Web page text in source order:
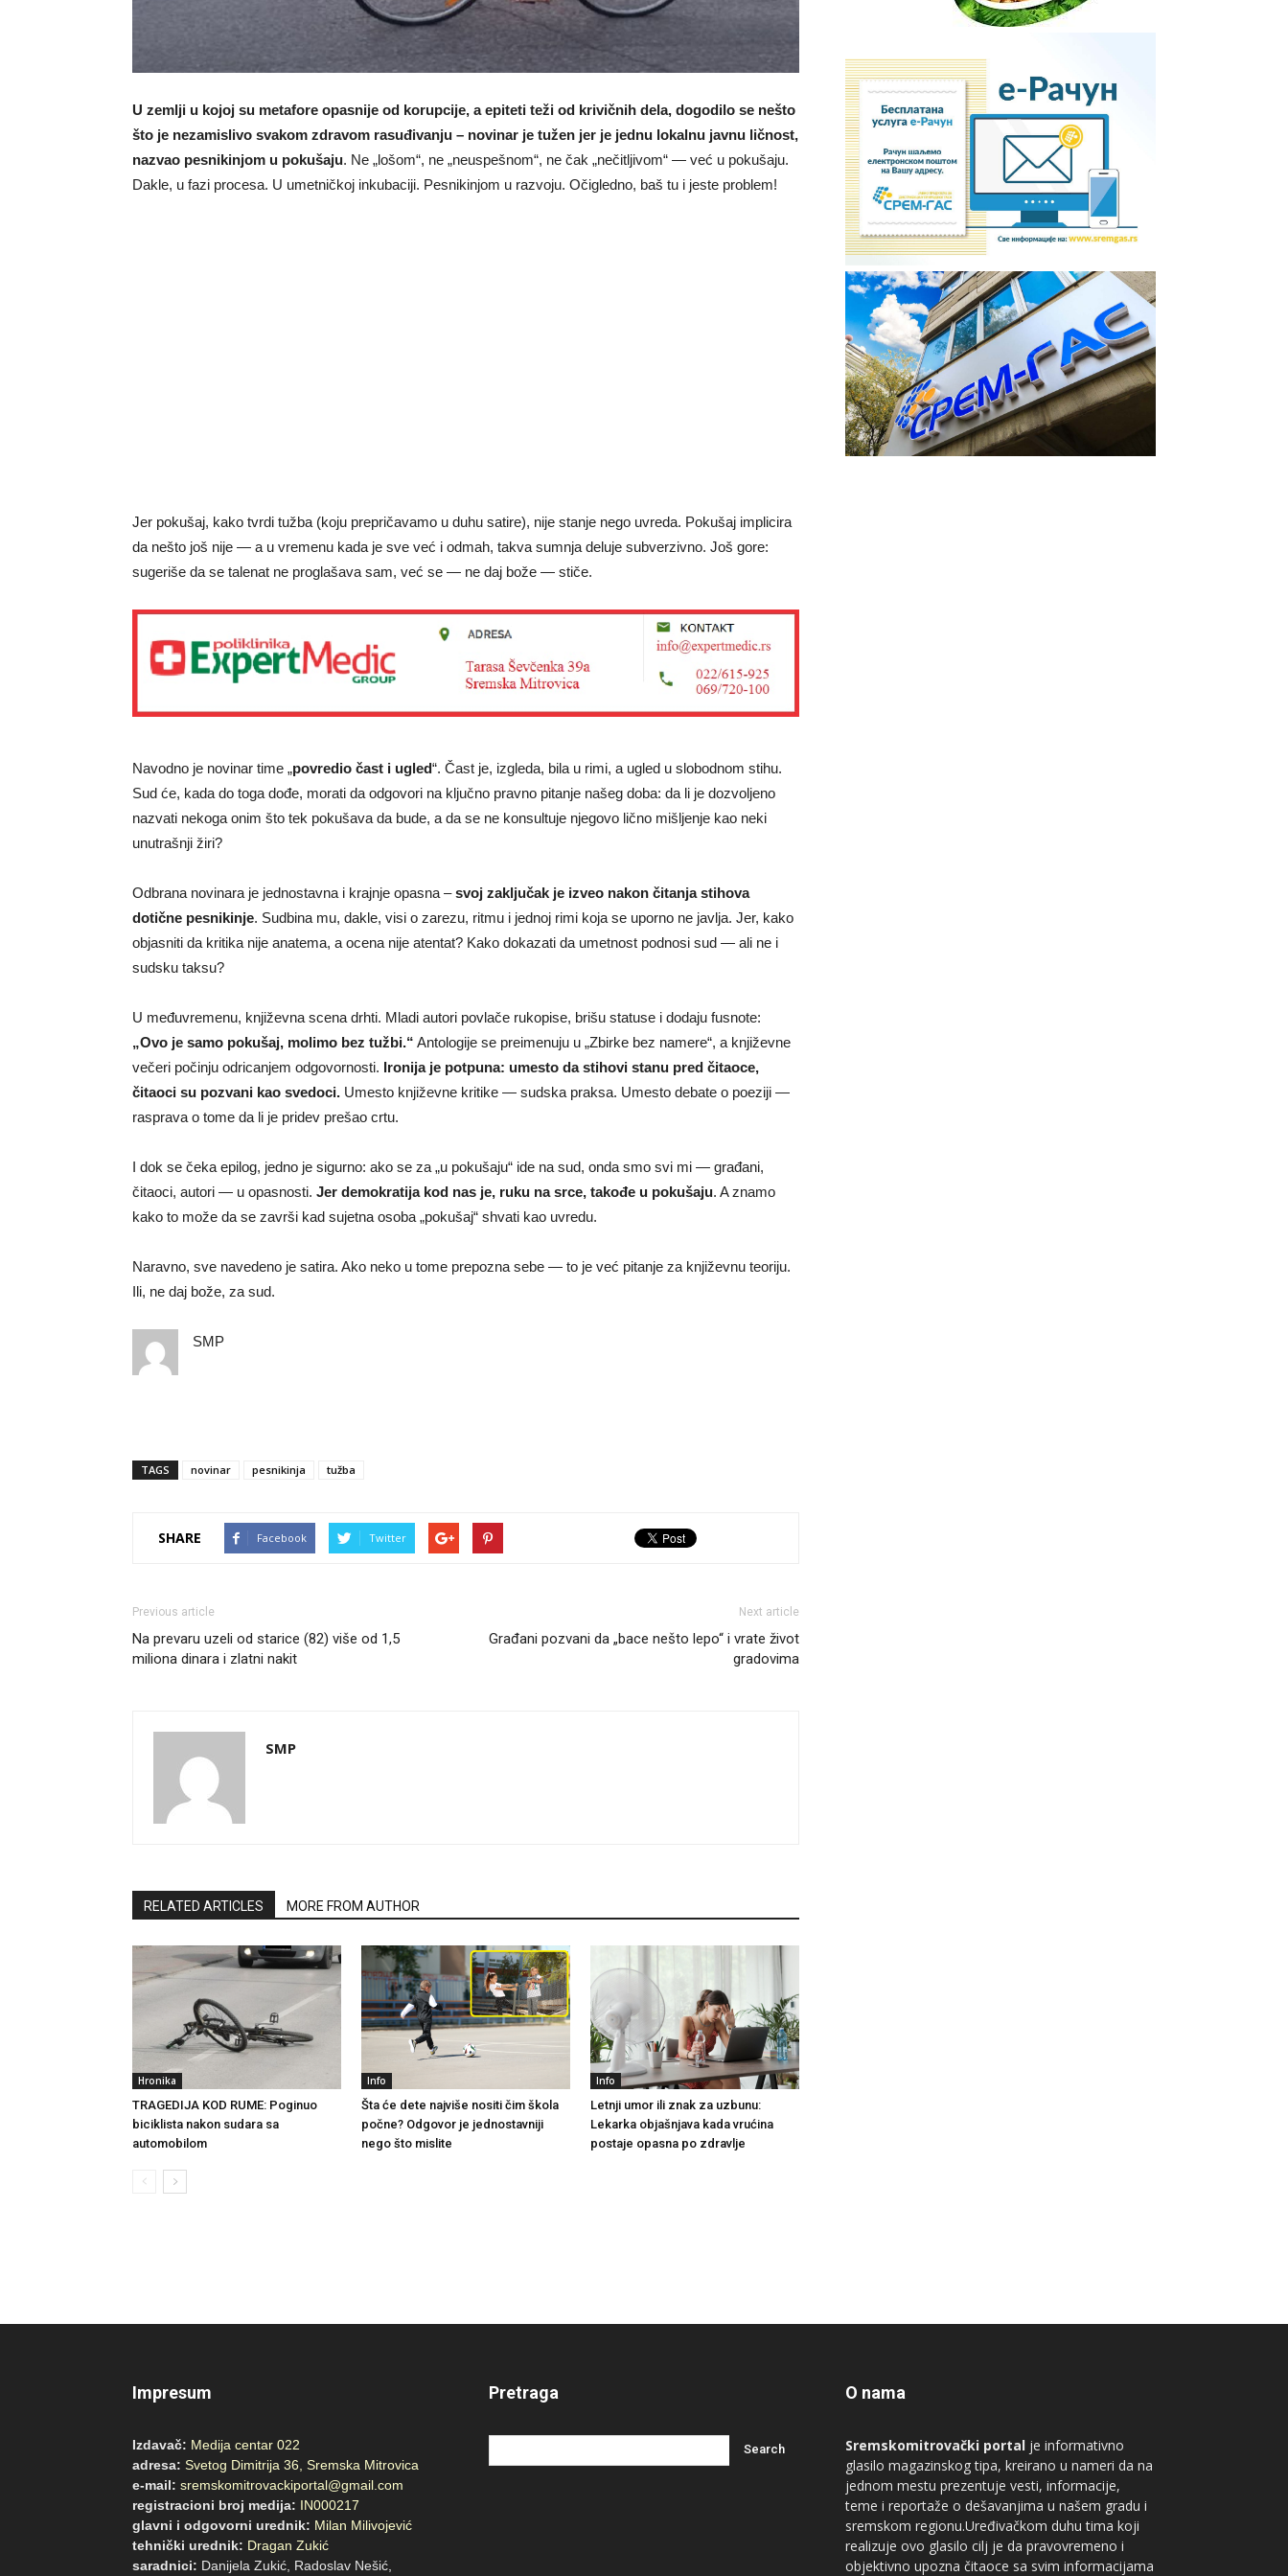
U zemlji u kojoj su metafore opasnije od korupcije, a epiteti teži od krivičnih dela, dogodilo se nešto
što je nezamislivo svakom zdravom rasuđivanju – novinar je tužen jer je jednu lokalnu javnu ličnost,
nazvao pesnikinjom u pokušaju. Ne „lošom“, ne „neuspešnom“, ne čak „nečitljivom“ — već u pokušaju.
Dakle, u fazi procesa. U umetničkoj inkubaciji. Pesnikinjom u razvoju. Očigledno, baš tu i jeste problem!
Jer pokušaj, kako tvrdi tužba (koju prepričavamo u duhu satire), nije stanje nego uvreda. Pokušaj implicira
da nešto još nije — a u vremenu kada je sve već i odmah, takva sumnja deluje subverzivno. Još gore:
sugeriše da se talenat ne proglašava sam, već se — ne daj bože — stiče.
Navodno je novinar time „povredio čast i ugled“. Čast je, izgleda, bila u rimi, a ugled u slobodnom stihu.
Sud će, kada do toga dođe, morati da odgovori na ključno pravno pitanje našeg doba: da li je dozvoljeno
nazvati nekoga onim što tek pokušava da bude, a da se ne konsultuje njegovo lično mišljenje kao neki
unutrašnji žiri?
Odbrana novinara je jednostavna i krajnje opasna –svoj zaključak je izveo nakon čitanja stihova
dotične pesnikinje. Sudbina mu, dakle, visi o zarezu, ritmu i jednoj rimi koja se uporno ne javlja. Jer, kako
objasniti da kritika nije anatema, a ocena nije atentat? Kako dokazati da umetnost podnosi sud — ali ne i
sudsku taksu?
U međuvremenu, književna scena drhti. Mladi autori povlače rukopise, brišu statuse i dodaju fusnote:
„Ovo je samo pokušaj, molimo bez tužbi.“ Antologije se preimenuju u „Zbirke bez namere“, a književne
večeri počinju odricanjem odgovornosti. Ironija je potpuna: umesto da stihovi stanu pred čitaoce,
čitaoci su pozvani kao svedoci. Umesto književne kritike — sudska praksa. Umesto debate o poeziji —
rasprava o tome da li je pridev prešao crtu.
I dok se čeka epilog, jedno je sigurno: ako se za „u pokušaju“ ide na sud, onda smo svi mi — građani,
čitaoci, autori — u opasnosti. Jer demokratija kod nas je, ruku na srce, takođe u pokušaju. A znamo
kako to može da se završi kad sujetna osoba „pokušaj“ shvati kao uvredu.
Naravno, sve navedeno je satira. Ako neko u tome prepozna sebe — to je već pitanje za književnu teoriju.
Ili, ne daj bože, za sud.
SMP
TAGS novinar pesnikinja tužba
SHARE Facebook Twitter
Previous article
Na prevaru uzeli od starice (82) više od 1,5
miliona dinara i zlatni nakit
Next article
Građani pozvani da „bace nešto lepo“ i vrate život
gradovima
SMP
RELATED ARTICLES MORE FROM AUTHOR
Hronika
TRAGEDIJA KOD RUME: Poginuo
biciklista nakon sudara sa
automobilom
Info
Šta će dete najviše nositi čim škola
počne? Odgovor je jednostavniji
nego što mislite
Info
Letnji umor ili znak za uzbunu:
Lekarka objašnjava kada vrućina
postaje opasna po zdravlje
Impresum
Izdavač: Medija centar 022
adresa: Svetog Dimitrija 36, Sremska Mitrovica
e-mail: sremskomitrovackiportal@gmail.com
registracioni broj medija: IN000217
glavni i odgovorni urednik: Milan Milivojević
tehnički urednik: Dragan Zukić
saradnici: Danijela Zukić, Radoslav Nešić,
Pretraga O nama
Sremskomitrovački portal je informativno
glasilo magazinskog tipa, kreirano u nameri da na
jednom mestu prezentuje vesti, informacije,
teme i reportaže o dešavanjima u našem gradu i
sremskom regionu.Uređivačkom duhu tima koji
realizuje ovo glasilo cilj je da pravovremeno i
objektivno upozna čitaoce sa svim informacijama